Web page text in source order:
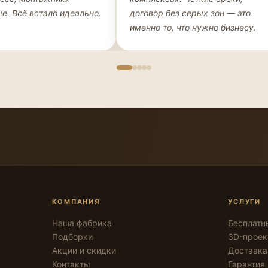
Всё встало идеально.
договор без серых зон — это
именно то, что нужно бизнесу.
КОМПАНИЯ
Наша фабрика
Подборки
Акции и скидки
Контакты
УСЛУГИ
3D-
Гарантия